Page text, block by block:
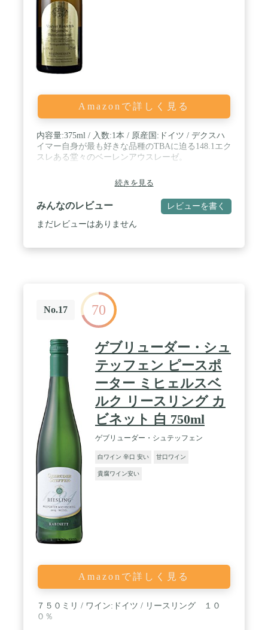
Amazonで詳しく見る
内容量:375ml / 入数:1本 / 原産国:ドイツ / デクスハ
イマー自身が最も好きな品種のTBAに迫る148.1エク
スレある堂々のベーレンアウスレーゼ。
続きを見る
みんなのレビュー レビューを書く
まだレビューはありません
No.17 70
ゲブリューダー・シュ
テッフェン ピースポ
ーター ミヒェルスベ
ルク リースリング カ
ビネット 白 750ml
ゲブリューダー・シュテッフェン
白ワイン 辛口 安い 甘口ワイン
貴腐ワイン安い
Amazonで詳しく見る
７５０ミリ / ワイン:ドイツ / リースリング １０
０％